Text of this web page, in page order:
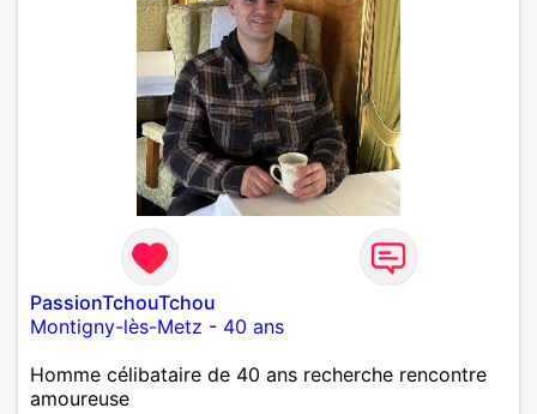
PassionTchouTchou
Montigny-lès-Metz - 40 ans
Homme célibataire de 40 ans recherche rencontre
amoureuse